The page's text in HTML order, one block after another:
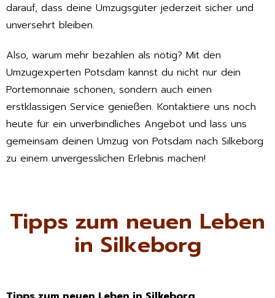
darauf, dass deine Umzugsgüter jederzeit sicher und
unversehrt bleiben.
Also, warum mehr bezahlen als nötig? Mit den
Umzugexperten Potsdam kannst du nicht nur dein
Portemonnaie schonen, sondern auch einen
erstklassigen Service genießen. Kontaktiere uns noch
heute für ein unverbindliches Angebot und lass uns
gemeinsam deinen Umzug von Potsdam nach Silkeborg
zu einem unvergesslichen Erlebnis machen!
Tipps zum neuen Leben
in Silkeborg